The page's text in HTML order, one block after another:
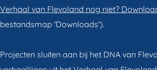
Verhaal van Flevoland nog niet?
bestandsmap 'Downloads').
Projecten sluiten aan bij het DNA van